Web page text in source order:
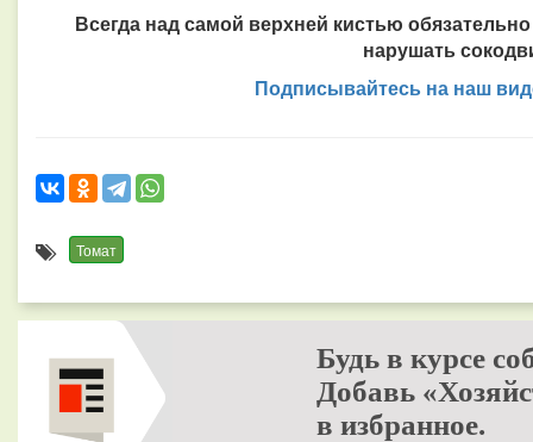
Всегда над самой верхней кистью
нарушать
Подписывайтесь на наш
Томат
Будь в курсе
Добавь
в избранное.